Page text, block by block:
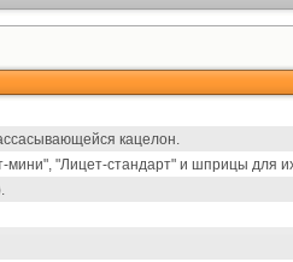
кацелон.
"Лицет-стандарт" и шприцы для